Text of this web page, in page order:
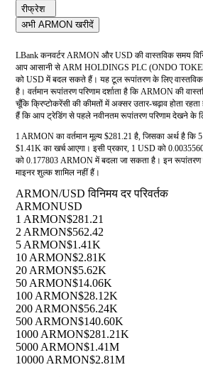
रीफ्रेश
अभी ARMON खरीदें
LBank कनवर्टर ARMON और USD की वास्तविक समय
आप आसानी से ARM HOLDINGS PLC (ONDO
को USD में बदल सकते हैं। यह टूल रूपांतरण के लिए
है। वर्तमान रूपांतरण परिणाम दर्शाता है कि ARMON की
चूँकि क्रिप्टोकरेंसी की कीमतों में अक्सर उतार-चढ़ाव होता
हैं कि आप ट्रेडिंग से पहले नवीनतम रूपांतरण परिणाम देखने के
1 ARMON का वर्तमान मूल्य $281.21 है, जिसका अर्थ है
$1.41K का खर्च आएगा। इसी प्रकार, 1 USD को
को 0.177803 ARMON में बदला जा सकता है। इन रूपांतरण
माइनर शुल्क शामिल नहीं हैं।
ARMON/USD विनिमय दर परिवर्तक
ARMONUSD
1 ARMON$281.21
2 ARMON$562.42
5 ARMON$1.41K
10 ARMON$2.81K
20 ARMON$5.62K
50 ARMON$14.06K
100 ARMON$28.12K
200 ARMON$56.24K
500 ARMON$140.60K
1000 ARMON$281.21K
5000 ARMON$1.41M
10000 ARMON$2.81M